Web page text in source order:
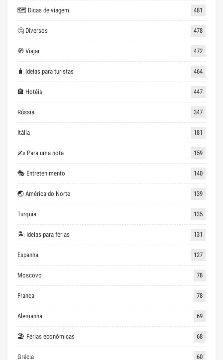
🗺 Dicas de viagem 481
🤔 Diversos 478
🧭 Viajar 472
🧳 Ideias para turistas 464
🏨 Hotéis 447
Rússia 347
Itália 181
✍ Para uma nota 159
🎭 Entretenimento 140
🌏 América do Norte 139
Turquia 135
🏝 Ideias para férias 131
Espanha 127
Moscovo 78
França 78
Alemanha 69
🏖 Férias económicas 68
Grécia 60